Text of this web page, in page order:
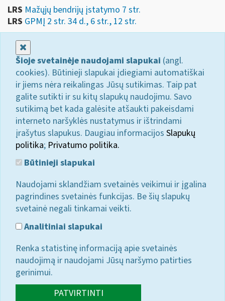
LRS Mažųjų bendrijų įstatymo 7 str.
LRS GPMĮ 2 str. 34 d., 6 str., 12 str.
Šioje svetainėje naudojami slapukai (angl.
cookies). Būtinieji slapukai įdiegiami automatiškai
ir jiems nėra reikalingas Jūsų sutikimas. Taip pat
galite sutikti ir su kitų slapukų naudojimu. Savo
sutikimą bet kada galėsite atšaukti pakeisdami
interneto naršyklės nustatymus ir ištrindami
įrašytus slapukus. Daugiau informacijos Slapukų
politika; Privatumo politika.
Būtinieji slapukai
Naudojami sklandžiam svetainės veikimui ir įgalina
pagrindines svetainės funkcijas. Be šių slapukų
svetainė negali tinkamai veikti.
Analitiniai slapukai
Renka statistinę informaciją apie svetainės
naudojimą ir naudojami Jūsų naršymo patirties
gerinimui.
PATVIRTINTI